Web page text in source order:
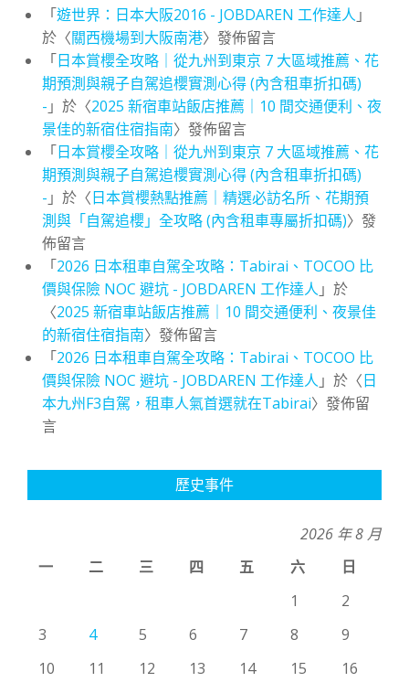
「遊世界：日本大阪2016 - JOBDAREN 工作達人 」
於〈關西機場到大阪南港〉發佈留言
「日本賞櫻全攻略｜從九州到東京 7 大區域推薦、花
期預測與親子自駕追櫻實測心得 (內含租車折扣碼)
- 」於〈2025 新宿車站飯店推薦｜10 間交通便利、夜
景佳的新宿住宿指南〉發佈留言
「日本賞櫻全攻略｜從九州到東京 7 大區域推薦、花
期預測與親子自駕追櫻實測心得 (內含租車折扣碼)
- 」於〈日本賞櫻熱點推薦｜精選必訪名所、花期預
測與「自駕追櫻」全攻略 (內含租車專屬折扣碼)〉發
佈留言
「2026 日本租車自駕全攻略：Tabirai、TOCOO 比
價與保險 NOC 避坑 - JOBDAREN 工作達人 」於
〈2025 新宿車站飯店推薦｜10 間交通便利、夜景佳
的新宿住宿指南〉發佈留言
「2026 日本租車自駕全攻略：Tabirai、TOCOO 比
價與保險 NOC 避坑 - JOBDAREN 工作達人 」於〈日
本九州F3自駕，租車人氣首選就在Tabirai〉發佈留
言
歷史事件
2026 年 8 月
一
二 三 四 五 六
日
1
2
3
4 5 6 7 8
9
10
11 12 13 14 15
16